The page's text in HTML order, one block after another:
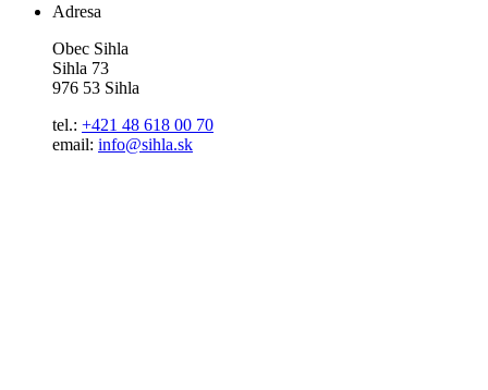
Adresa
Obec Sihla
Sihla 73
976 53 Sihla
tel.: +421 48 618 00 70
email: info@sihla.sk